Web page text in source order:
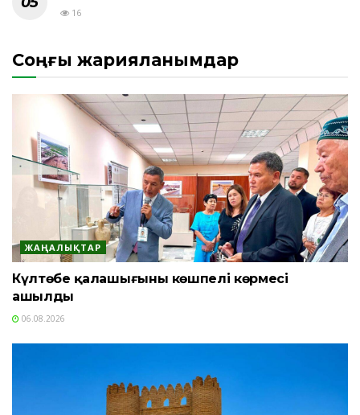
16
Соңғы жарияланымдар
ЖАҢАЛЫҚТАР
Күлтөбе қалашығының көшпелі көрмесі
ашылды
06.08.2026